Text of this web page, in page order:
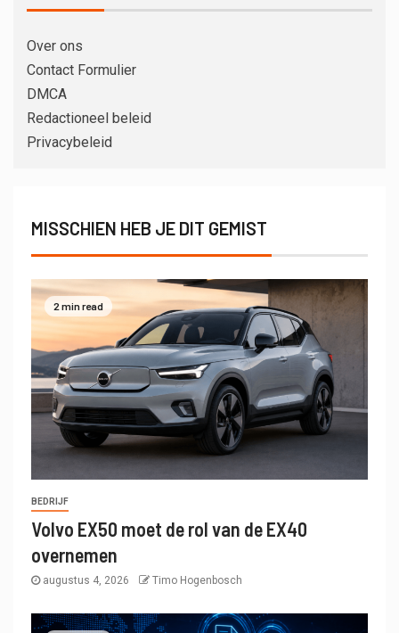
Over ons
Contact Formulier
DMCA
Redactioneel beleid
Privacybeleid
MISSCHIEN HEB JE DIT GEMIST
2 min read
BEDRIJF
Volvo EX50 moet de rol van de EX40
overnemen
augustus 4, 2026 Timo Hogenbosch